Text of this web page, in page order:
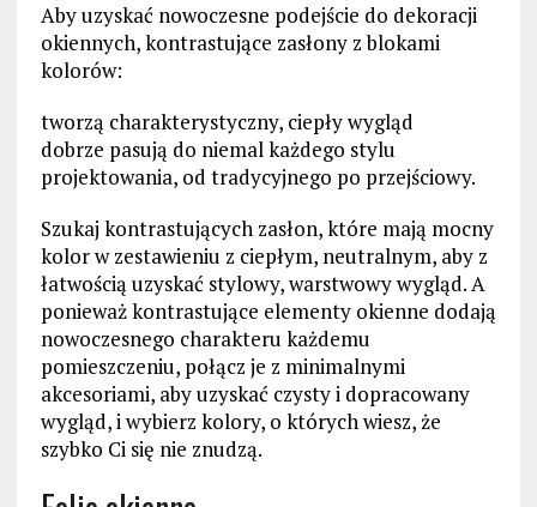
Aby uzyskać nowoczesne podejście do dekoracji
okiennych, kontrastujące zasłony z blokami
kolorów:
tworzą charakterystyczny, ciepły wygląd
dobrze pasują do niemal każdego stylu
projektowania, od tradycyjnego po przejściowy.
Szukaj kontrastujących zasłon, które mają mocny
kolor w zestawieniu z ciepłym, neutralnym, aby z
łatwością uzyskać stylowy, warstwowy wygląd. A
ponieważ kontrastujące elementy okienne dodają
nowoczesnego charakteru każdemu
pomieszczeniu, połącz je z minimalnymi
akcesoriami, aby uzyskać czysty i dopracowany
wygląd, i wybierz kolory, o których wiesz, że
szybko Ci się nie znudzą.